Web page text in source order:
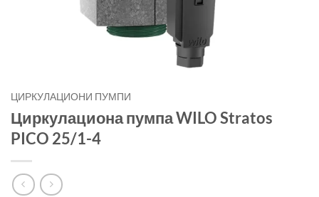
ЦИРКУЛАЦИОНИ ПУМПИ
Циркулациона пумпа WILO Stratos
PICO 25/1-4